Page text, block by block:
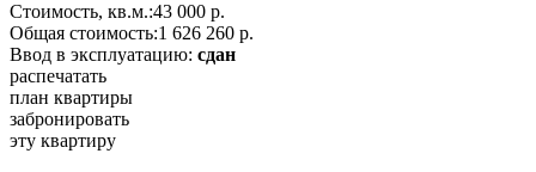
Стоимость, кв.м.:43 000 р.
Общая стоимость:1 626 260 р.
Ввод в эксплуатацию: сдан
распечатать
план квартиры
забронировать
эту квартиру